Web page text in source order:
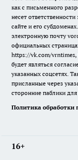
как с письменного
несет
сайте и его
электронную почту
официальных
https://vk.com/vrntimes,
будет являться
указанных соцсетях.
присланные через
сторонние паблики
Политика обработки
16+